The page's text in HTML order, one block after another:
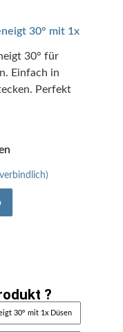
30° mit 1x
30° für
Einfach in
Perfekt
?